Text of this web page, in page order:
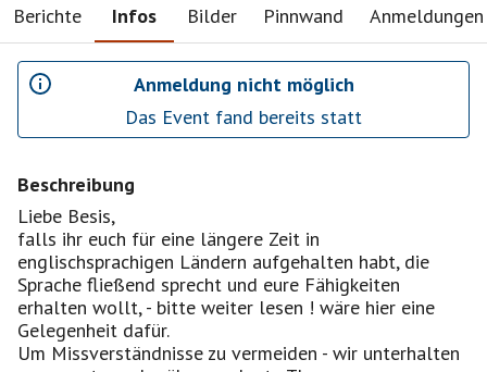
Berichte Infos Bilder Pinnwand Anmeldungen
Anmeldung nicht möglich
Das Event fand bereits statt
Beschreibung
Liebe Besis,
falls ihr euch für eine längere Zeit in
englischsprachigen Ländern aufgehalten habt, die
Sprache fließend sprecht und eure Fähigkeiten
erhalten wollt, - bitte weiter lesen ! wäre hier eine
Gelegenheit dafür.
Um Missverständnisse zu vermeiden - wir unterhalten